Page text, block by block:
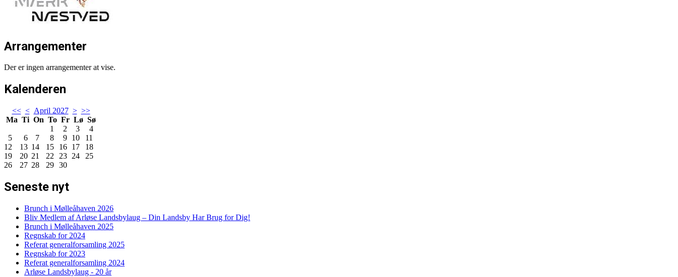
Arrangementer
Der er ingen arrangementer at vise.
Kalenderen
<< < April 2027 > >>
Ma Ti On To Fr Lø Sø
1
2 3
4
5
6 7 8 9 10
11
12
13 14 15 16 17
18
19
20 21 22 23 24
25
26
27 28 29 30
Seneste nyt
Brunch i Mølleåhaven 2026
Bliv Medlem af Arløse Landsbylaug – Din Landsby Har Brug for Dig!
Brunch i Mølleåhaven 2025
Regnskab for 2024
Referat generalforsamling 2025
Regnskab for 2023
Referat generalforsamling 2024
Arløse Landsbylaug - 20 år